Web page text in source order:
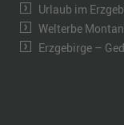
Urlaub im
Welterbe
Erzgebirge –